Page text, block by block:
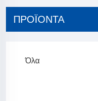
ΠΡΟΪΌΝΤΑ
Όλα